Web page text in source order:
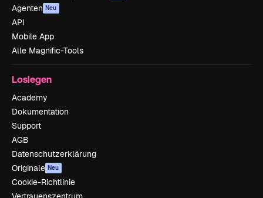
Agenten Neu
API
Mobile App
Alle Magnific-Tools
Loslegen
Academy
Dokumentation
Support
AGB
Datenschutzerklärung
Originale Neu
Cookie-Richtlinie